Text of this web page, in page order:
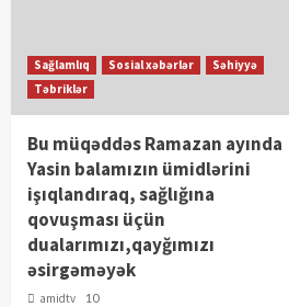
Sağlamlıq Sosial xəbərlər
Səhiyyə
Təbriklər
Bu müqəddəs Ramazan ayında
Yasin balamızın ümidlərini
işıqlandıraq, sağlığına
qovuşması üçün
dualarımızı,qayğımızı
əsirgəməyək
amidtv
10